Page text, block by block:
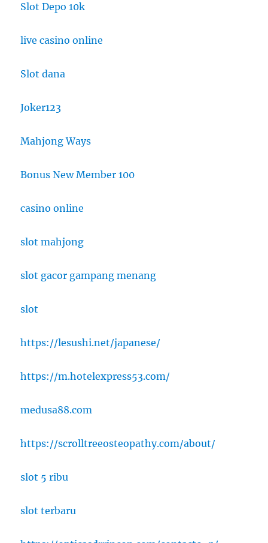
Slot Depo 10k
live casino online
Slot dana
Joker123
Mahjong Ways
Bonus New Member 100
casino online
slot mahjong
slot gacor gampang menang
slot
https://lesushi.net/japanese/
https://m.hotelexpress53.com/
medusa88.com
https://scrolltreeosteopathy.com/about/
slot 5 ribu
slot terbaru